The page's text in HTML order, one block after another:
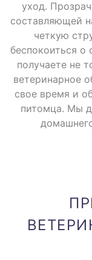
Вызов к
рептилиям
вызов узкого
(невролога,
В стоимость
животного:
уход.
составляющей
четкую
беспокоиться о
получаете не
ветеринарное
свое время и
питомца. Мы